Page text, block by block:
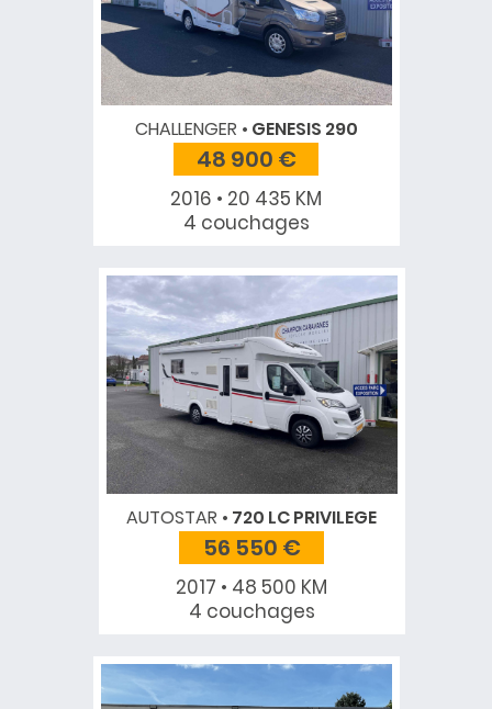
CHALLENGER GENESIS 290
48 900 €
2016 • 20 435 KM
4 couchages
AUTOSTAR 720 LC PRIVILEGE
56 550 €
2017 • 48 500 KM
4 couchages